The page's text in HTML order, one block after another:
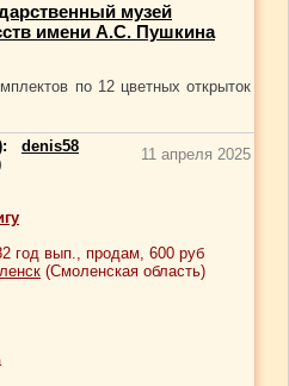
музей
имени А.С. Пушкина
по 12 цветных открыток
denis58
11 апреля 2025
год вып., продам, 600 руб
(Смоленская область)